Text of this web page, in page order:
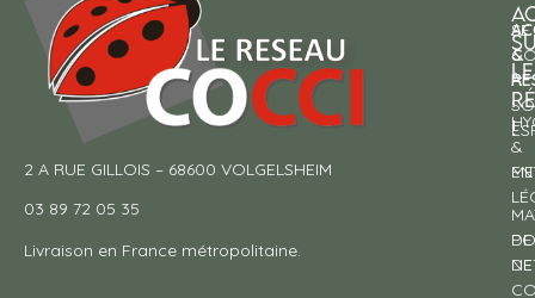
2 A RUE GILLOIS – 68600 VOLGELSHEIM
03 89 72 05 35
Livraison en France métropolitaine.
&
&
DE
SE
À
DE
!